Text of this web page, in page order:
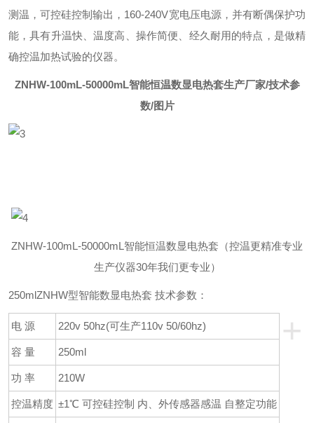
测温，可控硅控制输出，160-240V宽电压电源，并有断偶保护功
能，具有升温快、温度高、操作简便、经久耐用的特点，是做精
确控温加热试验的仪器。
ZNHW-100mL-50000mL智能恒温数显电热套生产厂家/技术参
数/图片
ZNHW-100mL-50000mL智能恒温数显电热套（控温更精准专业
生产仪器30年我们更专业）
250mlZNHW型智能数显电热套 技术参数：
+
电 源 220v 50hz(可生产110v 50/60hz)
容 量 250ml
功 率 210W
控温精度 ±1℃ 可控硅控制 内、外传感器感温 自整定功能